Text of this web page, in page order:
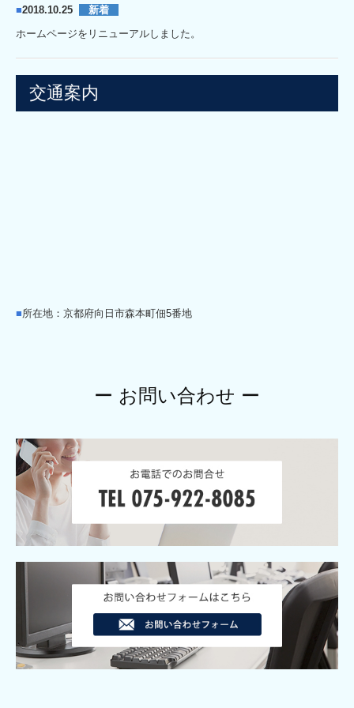
■2018.10.25
新着
ホームページをリニューアルしました。
交通案内
■所在地：京都府向日市森本町佃5番地
ー お問い合わせ ー